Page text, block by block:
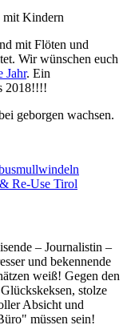
mit Flöten und
Wir wünschen euch
Jahr. Ein
2018!!!!
geborgen wachsen.
Re-Use Tirol
– Journalistin –
und bekennende
weiß! Gegen den
stolze
Absicht und
müssen sein!